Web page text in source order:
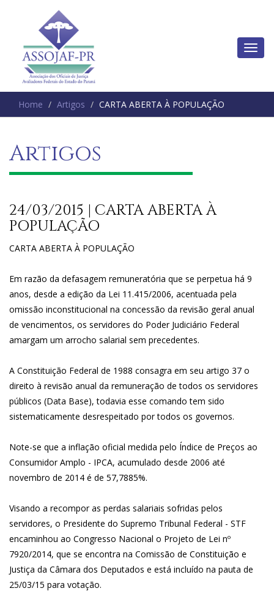
Home Artigos CARTA ABERTA À POPULAÇÃO
Artigos
24/03/2015 | CARTA ABERTA À
POPULAÇÃO
CARTA ABERTA À POPULAÇÃO
Em razão da defasagem remuneratória que se perpetua há 9
anos, desde a edição da Lei 11.415/2006, acentuada pela
omissão inconstitucional na concessão da revisão geral anual
de vencimentos, os servidores do Poder Judiciário Federal
amargam um arrocho salarial sem precedentes.
A Constituição Federal de 1988 consagra em seu artigo 37 o
direito à revisão anual da remuneração de todos os servidores
públicos (Data Base), todavia esse comando tem sido
sistematicamente desrespeitado por todos os governos.
Note-se que a inflação oficial medida pelo Índice de Preços ao
Consumidor Amplo - IPCA, acumulado desde 2006 até
novembro de 2014 é de 57,7885%.
Visando a recompor as perdas salariais sofridas pelos
servidores, o Presidente do Supremo Tribunal Federal - STF
encaminhou ao Congresso Nacional o Projeto de Lei nº
7920/2014, que se encontra na Comissão de Constituição e
Justiça da Câmara dos Deputados e está incluído na pauta de
25/03/15 para votação.